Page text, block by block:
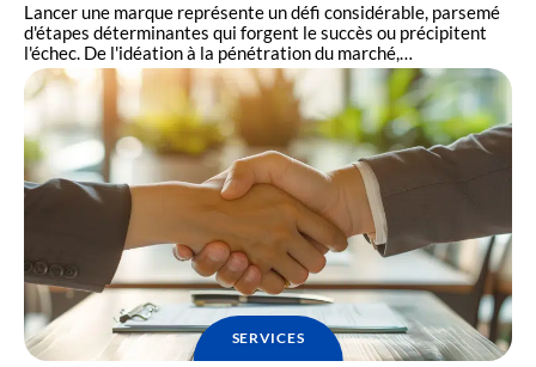
Lancer une marque représente un défi considérable, parsemé
d'étapes déterminantes qui forgent le succès ou précipitent
l'échec. De l'idéation à la pénétration du marché,…
SERVICES